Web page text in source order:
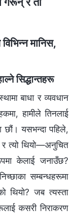
मानिस,
सिद्धान्तहरू
बाधा र व्यवधान
हामीले तिनलाई
छौं। यसभन्दा पहिले,
र त्यो थियो—अनुचित
केलाई जनाउँछ?
सम्बन्धहरूमा
थियो? जब त्यस्ता
कसरी निराकरण